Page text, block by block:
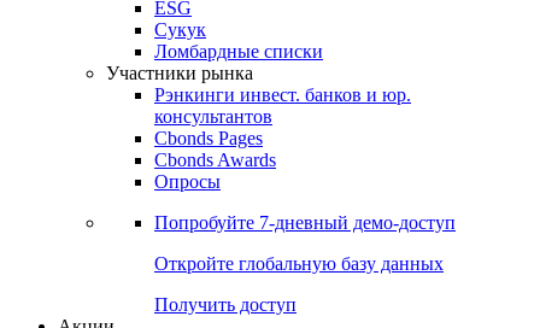
Кривые доходности
Best bid/ask
ЦФА
ESG
Сукук
Ломбардные списки
Участники рынка
Рэнкинги инвест. банков и юр.
Cbonds Pages
Опросы
Попробуйте7-дневный